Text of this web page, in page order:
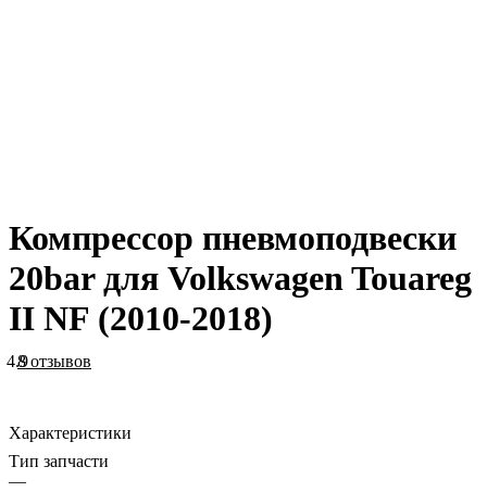
Компрессор пневмоподвески
20bar для Volkswagen Touareg
II NF (2010-2018)
4.98 отзывов
Характеристики
Тип запчасти
—